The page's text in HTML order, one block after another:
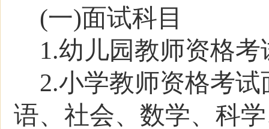
(一)面试科目
1.幼儿园教师资格
2.小学教师资格考
语、社会、数学、科